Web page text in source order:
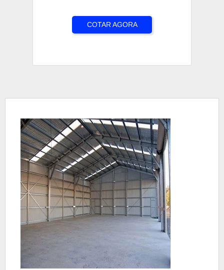
COTAR AGORA